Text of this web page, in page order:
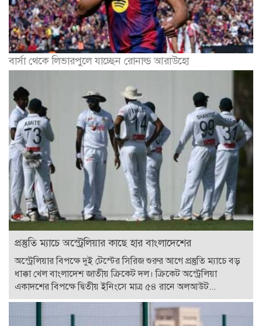
বার্সা থেকে লিভারপুলে যাচ্ছেন রোনাল্ড আরাউহো
প্রস্তুতি ম্যাচে অস্ট্রেলিয়ার কাছে হার বাংলাদেশের
অস্ট্রেলিয়ার বিপক্ষে দুই টেস্টের সিরিজ শুরুর আগে প্রস্তুতি ম্যাচে বড়
ধাক্কা খেল বাংলাদেশ জাতীয় ক্রিকেট দল। ক্রিকেট অস্ট্রেলিয়া
একাদশের বিপক্ষে দ্বিতীয় ইনিংসে মাত্র ৫৪ রানে অলআউট...